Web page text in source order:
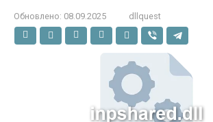
Обновлено: 08.09.2025 dllquest